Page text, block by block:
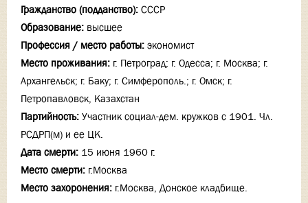
Гражданство (подданство): СССР
Образование: высшее
Профессия / место работы: экономист
Место проживания: г. Петроград; г. Одесса; г. Москва; г.
Архангельск; г. Баку; г. Симферополь.; г. Омск; г.
Петропавловск, Казахстан
Партийность: Участник социал-дем. кружков с 1901. Чл.
РСДРП(м) и ее ЦК.
Дата смерти: 15 июня 1960 г.
Место смерти: г.Москва
Место захоронения: г.Москва, Донское кладбище.